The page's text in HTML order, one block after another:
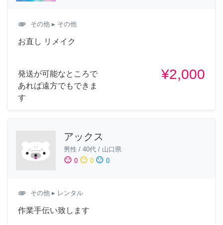
attachment その他 ▸ その他
お直し リメイク
発送が可能なところで
あれば遠方でもできま
す
¥2,000
アックス
男性 / 40代 / 山口県
sentiment_satisfied 0 sentiment_neutral 0 sentiment_dissatisfied 0
attachment その他 ▸ レンタル
作業手伝い致します